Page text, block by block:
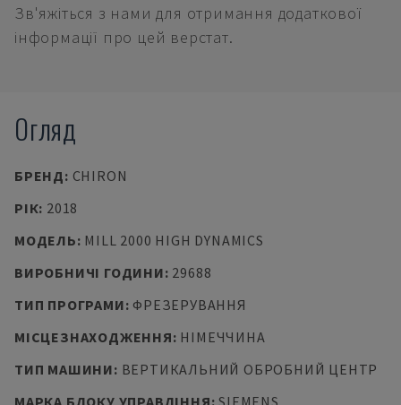
Зв'яжіться з нами для отримання додаткової
інформації про цей верстат.
Огляд
БРЕНД: CHIRON
РІК: 2018
МОДЕЛЬ: MILL 2000 HIGH DYNAMICS
ВИРОБНИЧІ ГОДИНИ: 29688
ТИП ПРОГРАМИ: ФРЕЗЕРУВАННЯ
МІСЦЕЗНАХОДЖЕННЯ: НІМЕЧЧИНА
ТИП МАШИНИ: ВЕРТИКАЛЬНИЙ ОБРОБНИЙ ЦЕНТР
МАРКА БЛОКУ УПРАВЛІННЯ:SIEMENS